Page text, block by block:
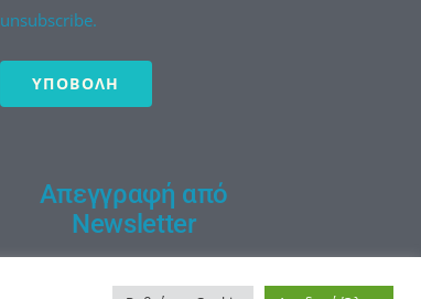
unsubscribe.
Απεγγραφή από
Newsletter